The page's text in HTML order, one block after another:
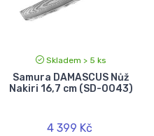
Skladem > 5 ks
Samura DAMASCUS Nůž
Nakiri 16,7 cm (SD-0043)
4 399 Kč